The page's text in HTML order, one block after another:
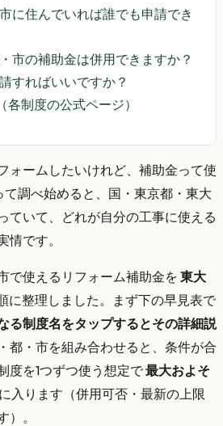
に住んでいれば誰でも申請でき
市の補助金は併用できますか？
すればいいですか？
各制度の公式ページ）
ォームしたいけれど、補助金って使
調べ始めると、国・東京都・東大
ていて、どれが自分の工事に使える
情です。
で使えるリフォーム補助金を 東大
に整理しました。まず下の早見表で
る制度名をタップするとその詳細説
都・市を組み合わせると、条件が合
度を1つずつ使う想定で最大およそ
入ります（併用可否・最新の上限
。